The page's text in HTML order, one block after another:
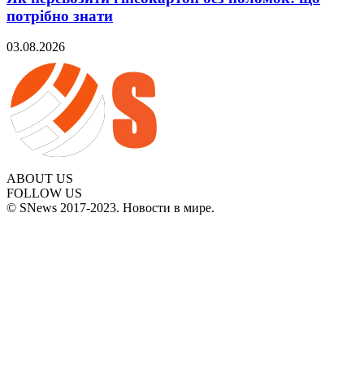
потрібно знати
03.08.2026
ABOUT US
FOLLOW US
© SNews 2017-2023. Новости в мире.